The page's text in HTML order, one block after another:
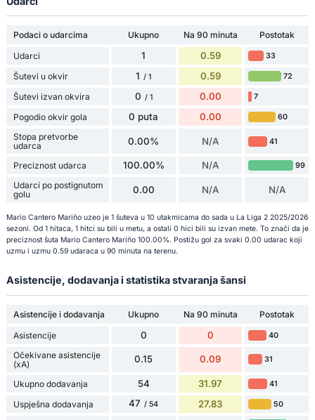
Podaci o udarcima Ukupno Na 90 minuta
Postotak
Udarci
1 0.59 33
Šutevi u okvir 1 / 1 0.59 72
Šutevi izvan okvira 0 / 1 0.00 7
Pogodio okvir gola 0 puta 0.00 60
Stopa pretvorbe
udarca
0.00% N/A 41
Preciznost udarca 100.00% N/A 99
Udarci po postignutom
golu
0.00 N/A N/A
Mario Cantero Mariño uzeo je 1 šuteva u 10 utakmicama do sada u La Liga 2 2025/2026
sezoni. Od 1 hitaca, 1 hitci su bili u metu, a ostali 0 hici bili su izvan mete. To znači da je
preciznost šuta Mario Cantero Mariño 100.00%. Postižu gol za svaki 0.00 udarac koji
uzmu i uzmu 0.59 udaraca u 90 minuta na terenu.
Asistencije, dodavanja i statistika stvaranja šansi
Asistencije i dodavanja Ukupno Na 90 minuta
Postotak
Asistencije
0 0 40
Očekivane asistencije
(xA)
0.15 0.09 31
Ukupno dodavanja 54 31.97 41
Uspješna dodavanja 47 / 54 27.83 50